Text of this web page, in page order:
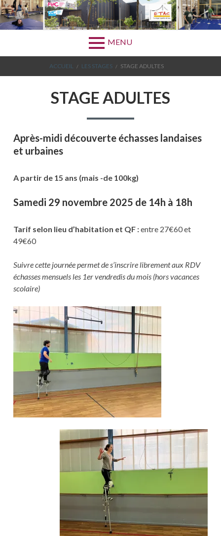
Aller
au
contenu
MENU
D'ARIANE
ACCUEIL LES STAGES STAGE ADULTES
STAGE ADULTES
Après-midi découverte échasses landaises
et urbaines
A partir de 15 ans (mais -de 100kg)
Samedi 29 novembre 2025 de 14h à 18h
Tarif selon lieu d’habitation et QF :entre 27€60 et
49€60
Suivre cette journée permet de s’inscrire librement aux RDV
échasses mensuels les 1er vendredis du mois (hors vacances
scolaire)